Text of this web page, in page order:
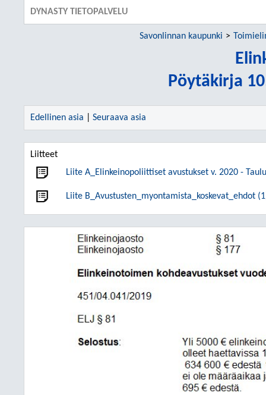
DYNASTY TIETOPALVELU
Savonlinnan kaupunki
Pöytäkirja
Edellinen asia Seuraava asia
Liitteet
Liite A_Elinkeinopoliittiset avustukset v. 2020 -
Liite B_Avustusten_myontamista_koskevat_ehdot